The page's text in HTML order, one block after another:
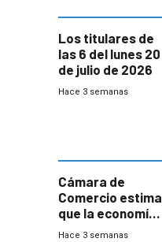
Los titulares de
las 6 del lunes 20
de julio de 2026
Hace 3 semanas
Cámara de
Comercio estima
que la economía
crecerá 1,6%
Hace 3 semanas